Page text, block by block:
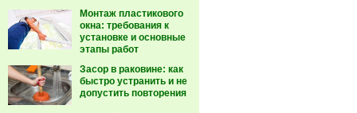
Монтаж пластикового
окна: требования к
установке и основные
этапы работ
Засор в раковине: как
быстро устранить и не
допустить повторения